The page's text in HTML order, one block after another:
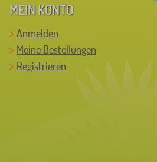
MEIN KONTO
Anmelden
Meine Bestellungen
Registrieren